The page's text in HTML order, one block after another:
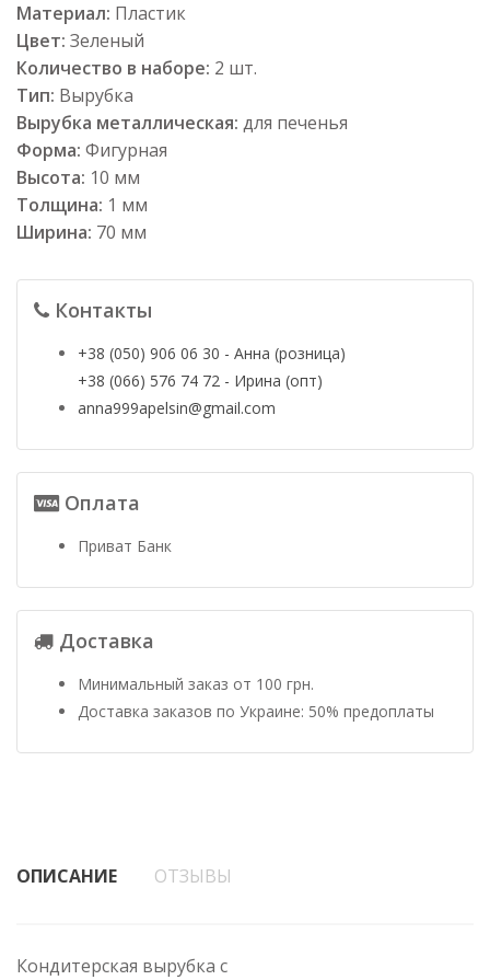
Материал: Пластик
Цвет: Зеленый
Количество в наборе: 2 шт.
Тип: Вырубка
Вырубка металлическая: для печенья
Форма: Фигурная
Высота: 10 мм
Толщина: 1 мм
Ширина: 70 мм
Контакты
+38 (050) 906 06 30 - Анна (розница)
+38 (066) 576 74 72 - Ирина (опт)
anna999apelsin@gmail.com
Оплата
Приват Банк
Доставка
Минимальный заказ от 100 грн.
Доставка заказов по Украине: 50% предоплаты
ОПИСАНИЕ ОТЗЫВЫ
Кондитерская вырубка с